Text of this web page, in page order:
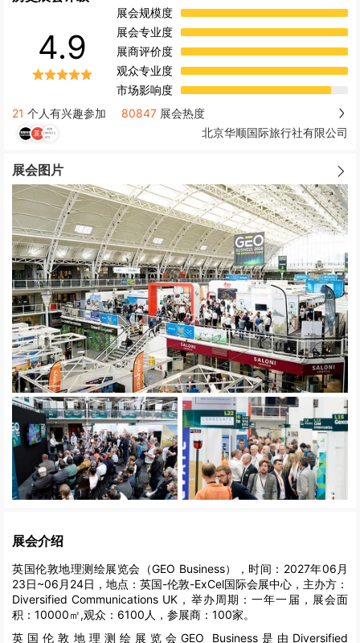
4.9
展会规模度
展会专业度
展商评价度
观众专业度
市场影响度
21 个人有兴趣参加 80847 展会热度
北京华顺国际旅行社有限公司
展会图片
展会介绍
英国伦敦地理测绘展览会（GEO Business），时间：2027年06月
23日~06月24日，地点：英国-伦敦-ExCel国际会展中心，主办方：
Diversified Communications UK，举办周期：一年一届，展会面
积：10000㎡,观众：6100人，参展商：100家。
英国伦敦地理测绘展览会GEO Business是由Diversified